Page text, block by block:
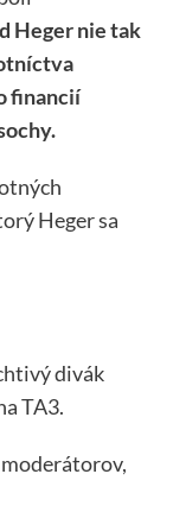
Heger nie tak
financií
Heger sa
divák
TA3.